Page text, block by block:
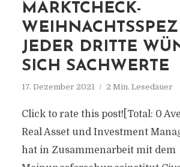
MARKTCHECK-
JEDER DRITTE
SICH SACHWERTE
17. Dezember 2021 2 Min. Lesedauer
Click to rate this post![Total: 0
Real Asset und Investment
hat in Zusammenarbeit mit dem